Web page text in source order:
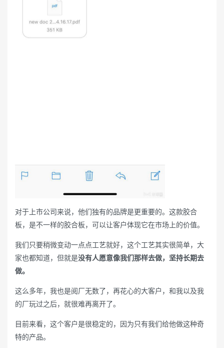
对于上市公司来说，他们独有的品牌是更重要的。这款胶合
板，是不一样的胶合板，可以让客户体现它在市场上的价值。
我们只要稍微变动一点点工艺就好，这个工艺其实很简单，大
家也都知道，但就是没有人愿意像我们那样去做，坚持长期去
做。
这么多年，我也是阅厂无数了，再花心的大客户，和我以及我
的厂玩过之后，就很难再离开了。
目前来看，这个客户是很稳定的，因为只有我们给他做这种奇
特的产品。